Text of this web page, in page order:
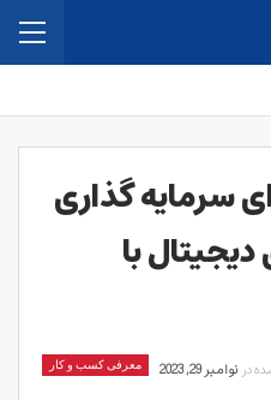
سرمایه گذاری
با
معرفی کسب و کار در نوامبر 29, 2023